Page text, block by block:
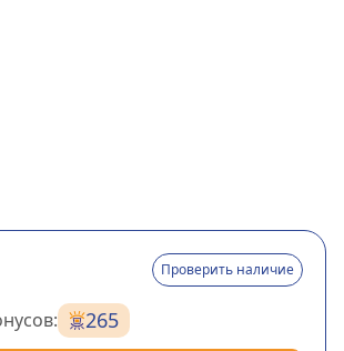
Проверить наличие
265